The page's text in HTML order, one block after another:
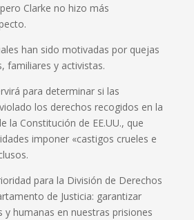
Clarke no hizo más
han sido motivadas por quejas
familiares y activistas.
para determinar si las
los derechos recogidos en la
la Constitución de EE.UU., que
imponer «castigos crueles e
para la División de Derechos
de Justicia: garantizar
y humanas en nuestras prisiones